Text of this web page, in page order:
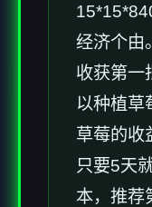
经济个由。
收获第一
以种植草
草莓的收
只要5天
本，推荐